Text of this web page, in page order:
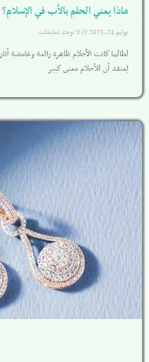
ماذا يعني الحلم بالأب في الإسلام؟
يوليو 24, 2023 لا توجد تعليقات
لطالما كانت الأحلام ظاهرة رائعة وغامضة
يُعتقد أن للأحلام معنى كبير